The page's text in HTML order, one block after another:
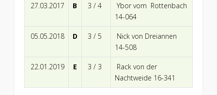
27.03.2017 B 3 / 4
Ybor vom Rottenbach
14-064
05.05.2018 D 3 / 5
Nick von Dreiannen
14-508
22.01.2019 E 3 / 3
Rack von der
Nachtweide 16-341